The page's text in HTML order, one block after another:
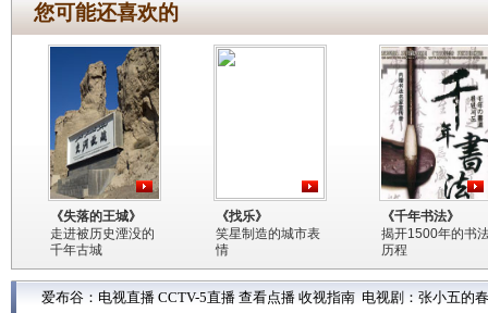
您可能还喜欢的
《失落的王城》
走进被历史湮没的
千年古城
《找乐》
笑星制造的城市表
情
《千年书法》
揭开1500年的书
历程
爱布谷： 电视直播 CCTV-5直播 查看点播 收视指南 电视剧： 张小五的